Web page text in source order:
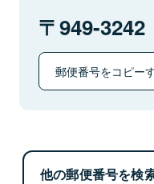
949-3242
郵便番号をコピー
他の郵便番号を検